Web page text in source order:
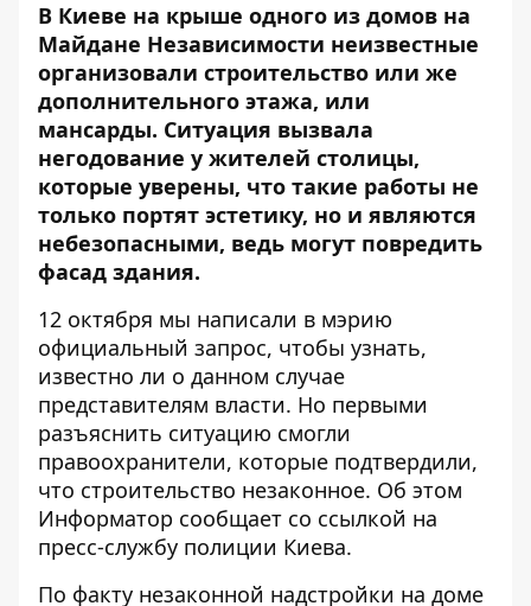
В Киеве на крыше одного из домов на
Майдане Независимости неизвестные
организовали строительство или же
дополнительного этажа, или
мансарды. Ситуация вызвала
негодование у жителей столицы,
которые уверены, что такие работы не
только портят эстетику, но и являются
небезопасными, ведь могут повредить
фасад здания.
12 октября мы написали в мэрию
официальный запрос, чтобы узнать,
известно ли о данном случае
представителям власти. Но первыми
разъяснить ситуацию смогли
правоохранители, которые подтвердили,
что строительство незаконное. Об этом
Информатор сообщает со ссылкой на
пресс-службу полиции Киева.
По факту незаконной надстройки на доме